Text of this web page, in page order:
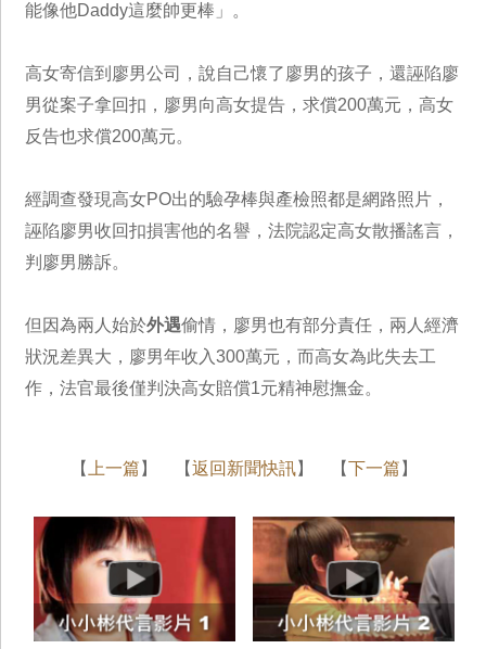
能像他Daddy這麼帥更棒」。
高女寄信到廖男公司，說自己懷了廖男的孩子，還誣陷廖
男從案子拿回扣，廖男向高女提告，求償200萬元，高女
反告也求償200萬元。
經調查發現高女PO出的驗孕棒與產檢照都是網路照片，
誣陷廖男收回扣損害他的名譽，法院認定高女散播謠言，
判廖男勝訴。
但因為兩人始於外遇偷情，廖男也有部分責任，兩人經濟
狀況差異大，廖男年收入300萬元，而高女為此失去工
作，法官最後僅判決高女賠償1元精神慰撫金。
【 上一篇 】 【返回新聞快訊】 【下一篇 】